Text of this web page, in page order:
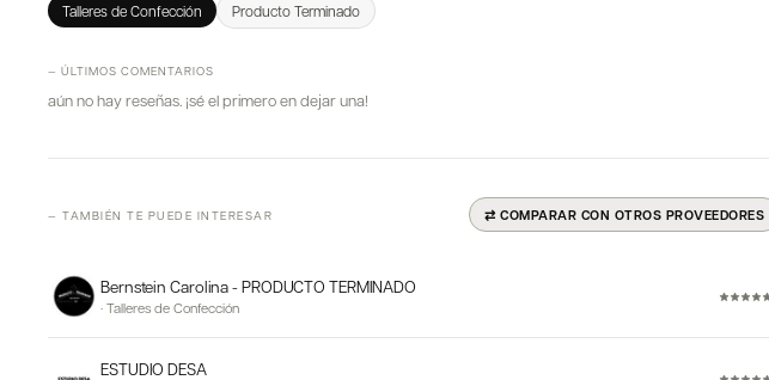
Talleres de Confección Producto Terminado
— ÚLTIMOS COMENTARIOS
aún no hay reseñas. ¡sé el primero en dejar una!
— TAMBIÉN TE PUEDE INTERESAR ⇄ COMPARAR CON OTROS PROVEEDORES
Bernstein Carolina - PRODUCTO TERMINADO
· Talleres de Confección
ESTUDIO DESA